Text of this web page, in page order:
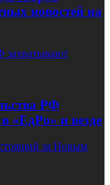
новостей на
захватывают
РФ
«ЕдРо» и везде
за Новым